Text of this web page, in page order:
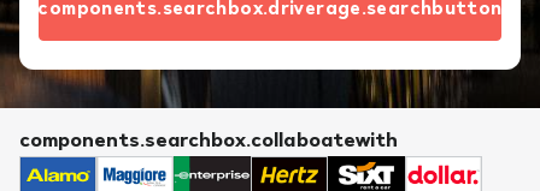
components.searchbox.driverage.searchbutton
components.searchbox.collaboatewith